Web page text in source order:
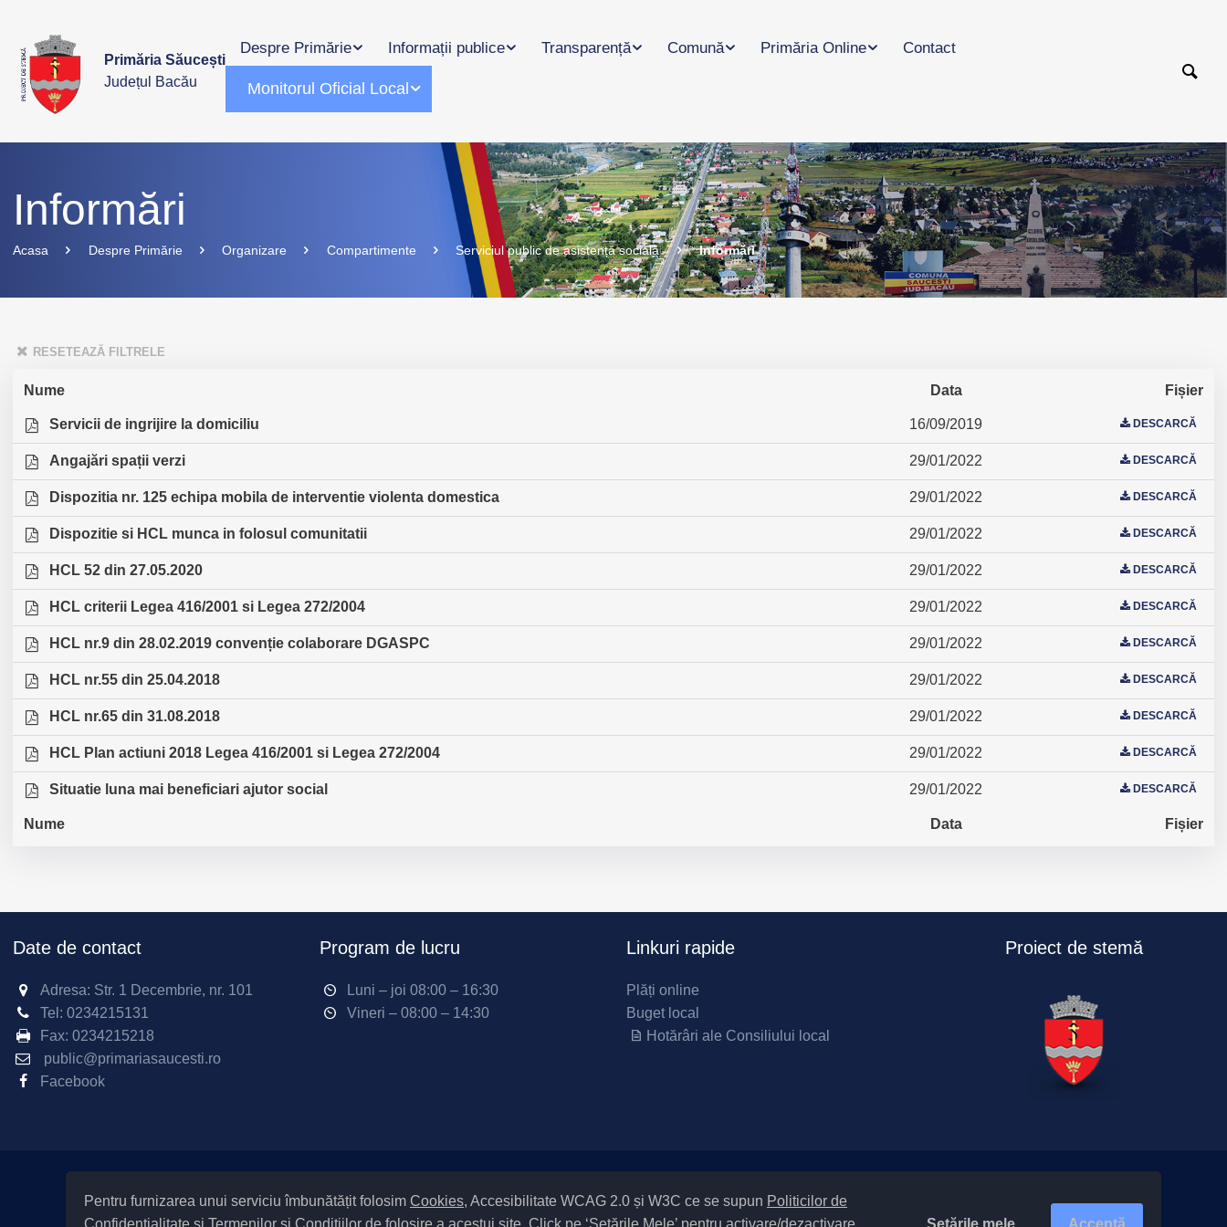
Pentru furnizarea unui serviciu îmbunătățit folosim Cookies, Accesibilitate WCAG 2.0 și W3C ce se supun Politicilor de
Confidențialitate și Termenilor și Condițiilor de folosire a acestui site. Click pe ‘Setările Mele’ pentru activare/dezactivare Setările mele Acceptă
Primăria Săucești
Județul Bacău
Despre Primărie Informații publice Transparență Comună Primăria Online Contact
Monitorul Oficial Local
Informări
Acasa Despre Primărie Organizare Compartimente Serviciul public de asistență socială Informări
RESETEAZĂ FILTRELE
Nume Data Fișier
Servicii de ingrijire la domiciliu 16/09/2019 DESCARCĂ
Angajări spații verzi 29/01/2022 DESCARCĂ
Dispozitia nr. 125 echipa mobila de interventie violenta domestica 29/01/2022 DESCARCĂ
Dispozitie si HCL munca in folosul comunitatii 29/01/2022 DESCARCĂ
HCL 52 din 27.05.2020 29/01/2022 DESCARCĂ
HCL criterii Legea 416/2001 si Legea 272/2004 29/01/2022 DESCARCĂ
HCL nr.9 din 28.02.2019 convenție colaborare DGASPC 29/01/2022 DESCARCĂ
HCL nr.55 din 25.04.2018 29/01/2022 DESCARCĂ
HCL nr.65 din 31.08.2018 29/01/2022 DESCARCĂ
HCL Plan actiuni 2018 Legea 416/2001 si Legea 272/2004 29/01/2022 DESCARCĂ
Situatie luna mai beneficiari ajutor social 29/01/2022 DESCARCĂ
Nume Data Fișier
Date de contact
Adresa: Str. 1 Decembrie, nr. 101
Tel: 0234215131
Fax: 0234215218
public@primariasaucesti.ro
Facebook
Program de lucru
Luni – joi 08:00 – 16:30
Vineri – 08:00 – 14:30
Linkuri rapide
Plăți online
Buget local
Hotărâri ale Consiliului local
Proiect de stemă
Setări Cookies și Accesibilitate